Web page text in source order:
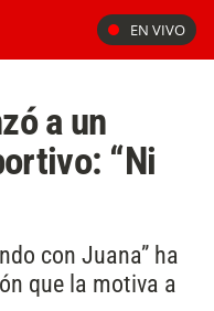
EN VIVO
a un
“Ni
con Juana” ha
que la motiva a